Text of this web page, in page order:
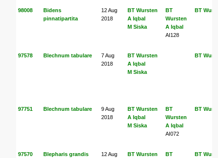
98008
Bidens
pinnatipartita
12 Aug
2018
BT Wursten
A Iqbal
M Siska
BT
Wursten
A Iqbal
AI128
BT
97578 Blechnum tabulare
7 Aug
2018
BT Wursten
A Iqbal
M Siska
BT
97751 Blechnum tabulare
9 Aug
2018
BT Wursten
A Iqbal
M Siska
BT
Wursten
A Iqbal
AI072
BT
97570 Blepharis grandis
12 Aug
BT Wursten
BT
BT